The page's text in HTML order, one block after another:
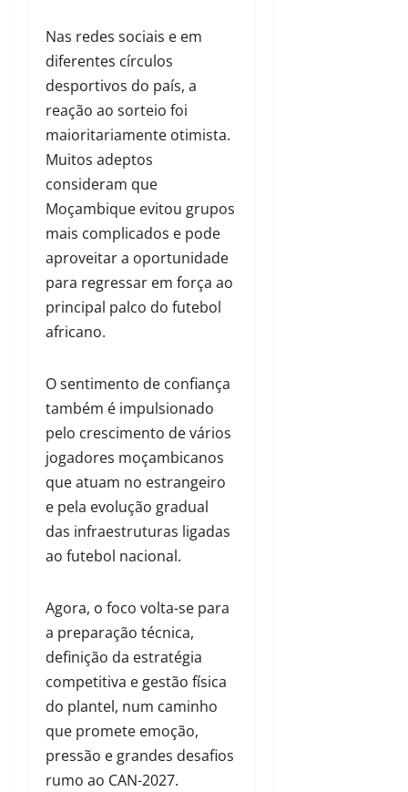
Nas redes sociais e em
diferentes círculos
desportivos do país, a
reação ao sorteio foi
maioritariamente otimista.
Muitos adeptos
consideram que
Moçambique evitou grupos
mais complicados e pode
aproveitar a oportunidade
para regressar em força ao
principal palco do futebol
africano.
O sentimento de confiança
também é impulsionado
pelo crescimento de vários
jogadores moçambicanos
que atuam no estrangeiro
e pela evolução gradual
das infraestruturas ligadas
ao futebol nacional.
Agora, o foco volta-se para
a preparação técnica,
definição da estratégia
competitiva e gestão física
do plantel, num caminho
que promete emoção,
pressão e grandes desafios
rumo ao CAN-2027.